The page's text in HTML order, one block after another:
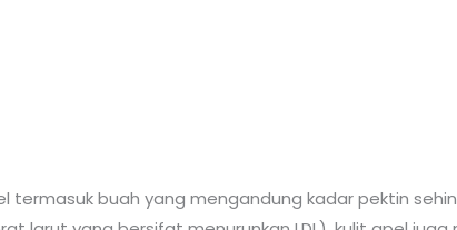
termasuk buah yang mengandung kadar pektin